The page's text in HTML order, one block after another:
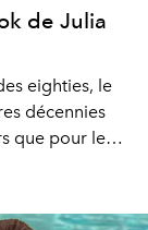
de Julia
eighties, le
décennies
que pour les
1989.